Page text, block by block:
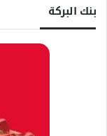
بنك البركة